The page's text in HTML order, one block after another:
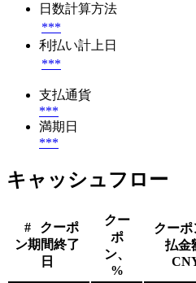
日数計算方法
***
利払い計上日
***
支払通貨
***
満期日
***
キャッシュフロー
#
クーポ
ン期間終了
日
クー
ポ
ン、
%
クーポ
払金